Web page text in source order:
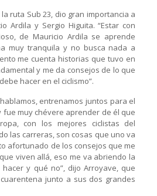
ruta Sub 23, dio gran importancia a
Ardila y Sergio Higuita. “Estar con
de Mauricio Ardila se aprende
muy tranquila y no busca nada a
me cuenta historias que tuvo en
y me da consejos de lo que
hacer en el ciclismo”.
entrenamos juntos para el
fue muy chévere aprender de él que
con los mejores ciclistas del
las carreras, son cosas que uno va
afortunado de los consejos que me
viven allá, eso me va abriendo la
y qué no”, dijo Arroyave, que
junto a sus dos grandes